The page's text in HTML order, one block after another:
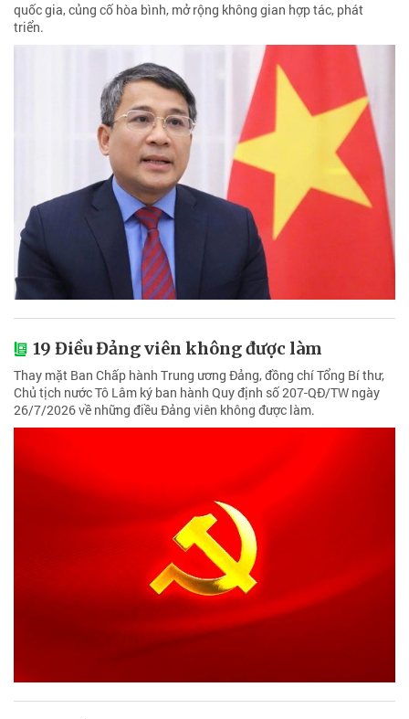
quốc gia, củng cố hòa bình, mở rộng không gian hợp tác, phát
triển.
19 Điều Đảng viên không được làm
Thay mặt Ban Chấp hành Trung ương Đảng, đồng chí Tổng Bí thư,
Chủ tịch nước Tô Lâm ký ban hành Quy định số 207-QĐ/TW ngày
26/7/2026 về những điều Đảng viên không được làm.